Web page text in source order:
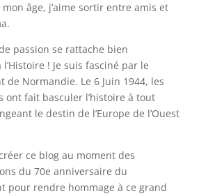
âge, j’aime sortir entre amis et
passion se rattache bien
! Je suis fasciné par le
de Normandie. Le 6 Juin 1944, les
ont fait basculer l’histoire à tout
le destin de l’Europe de l’Ouest
ce blog au moment des
du 70e anniversaire du
pour rendre hommage à ce grand